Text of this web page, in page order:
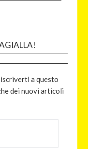
a questo
dei nuovi articoli